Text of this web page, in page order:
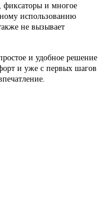
фиксаторы и многое
использованию
не вызывает
и удобное решение
и уже с первых шагов